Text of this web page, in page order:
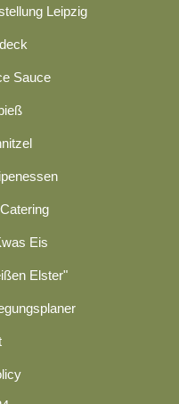
Leipzig
Sauce
Eis
Elster"